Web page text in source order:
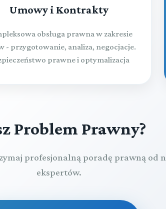
Umowy i Kontrakty
obsługa prawna w zakresie
- przygotowanie, analiza, negocjacje.
prawne i optymalizacja
Problem Prawny?
profesjonalną poradę prawną od
ekspertów.